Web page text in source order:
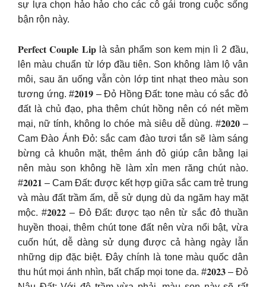
sự lựa chọn hảo hảo cho các cô gái trong cuộc sống
bận rộn này.
𝐏𝐞𝐫𝐟𝐞𝐜𝐭 𝐂𝐨𝐮𝐩𝐥𝐞 𝐋𝐢𝐩 là sản phẩm son kem mịn lì 2 đầu,
lên màu chuẩn từ lớp đầu tiên. Son không làm lộ vân
môi, sau ăn uống vẫn còn lớp tint nhạt theo màu son
tương ứng. #𝟐𝟎𝟏𝟗 – Đỏ Hồng Đất: tone màu có sắc đỏ
đất là chủ đạo, pha thêm chút hồng nên có nét mềm
mại, nữ tính, không lo chóe mà siêu dễ dùng. #𝟐𝟎𝟐𝟎 –
Cam Đào Ánh Đỏ: sắc cam đào tươi tắn sẽ làm sáng
bừng cả khuôn mặt, thêm ánh đỏ giúp cân bằng lại
nên màu son không hề làm xỉn men răng chút nào.
#𝟐𝟎𝟐𝟏 – Cam Đất: được kết hợp giữa sắc cam trẻ trung
và màu đất trầm ấm, dễ sử dụng dù da ngăm hay mặt
mộc. #𝟐𝟎𝟐𝟐 – Đỏ Đất: được tạo nên từ sắc đỏ thuần
huyền thoại, thêm chút tone đất nên vừa nổi bật, vừa
cuốn hút, dễ dàng sử dụng được cả hàng ngày lẫn
những dịp đặc biệt. Đây chính là tone màu quốc dân
thu hút mọi ánh nhìn, bất chấp mọi tone da. #𝟐𝟎𝟐𝟑 – Đỏ